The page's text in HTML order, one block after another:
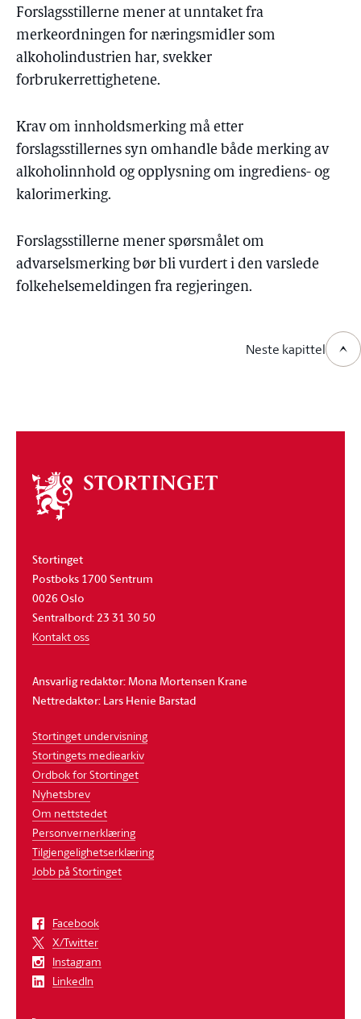
Forslagsstillerne mener at unntaket fra
merkeordningen for næringsmidler som
alkoholindustrien har, svekker
forbrukerrettighetene.
Krav om innholdsmerking må etter
forslagsstillernes syn omhandle både merking av
alkoholinnhold og opplysning om ingrediens- og
kalorimerking.
Forslagsstillerne mener spørsmålet om
advarselsmerking bør bli vurdert i den varslede
folkehelsemeldingen fra regjeringen.
Neste kapittel
Om
stortinget
Stortinget
Postboks 1700 Sentrum
0026 Oslo
Sentralbord: 23 31 30 50
Kontakt oss
Ansvarlig redaktør: Mona Mortensen Krane
Nettredaktør: Lars Henie Barstad
Stortinget undervisning
Stortingets mediearkiv
Ordbok for Stortinget
Nyhetsbrev
Om nettstedet
Personvernerklæring
Tilgjengelighetserklæring
Jobb på Stortinget
Facebook
X/Twitter
Instagram
LinkedIn